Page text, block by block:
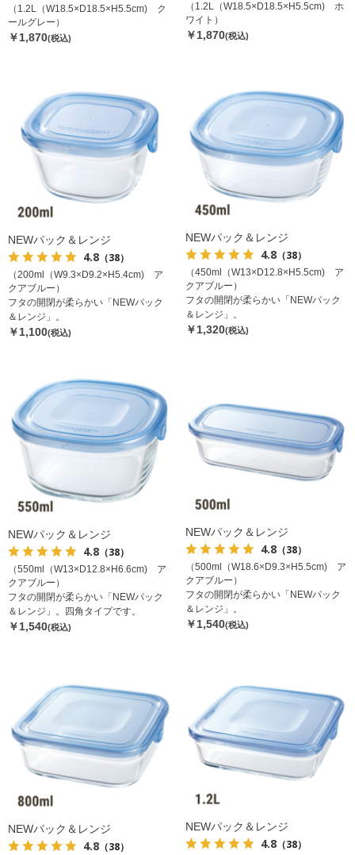
（1.2L（W18.5×D18.5×H5.5cm) ク
ールグレー）
￥1,870(税込)
（1.2L（W18.5×D18.5×H5.5cm) ホ
ワイト）
￥1,870(税込)
NEWパック＆レンジ
4.8 （38）
（200ml（W9.3×D9.2×H5.4cm) ア
クアブルー）
フタの開閉が柔らかい「NEWパック
＆レンジ」。
￥1,100(税込)
NEWパック＆レンジ
4.8 （38）
（450ml（W13×D12.8×H5.5cm) ア
クアブルー）
フタの開閉が柔らかい「NEWパック
＆レンジ」。
￥1,320(税込)
NEWパック＆レンジ
4.8 （38）
（550ml（W13×D12.8×H6.6cm) ア
クアブルー）
フタの開閉が柔らかい「NEWパック
＆レンジ」。四角タイプです。
￥1,540(税込)
NEWパック＆レンジ
4.8 （38）
（500ml（W18.6×D9.3×H5.5cm) ア
クアブルー）
フタの開閉が柔らかい「NEWパック
＆レンジ」。
￥1,540(税込)
NEWパック＆レンジ
4.8 （38）
NEWパック＆レンジ
4.8 （38）